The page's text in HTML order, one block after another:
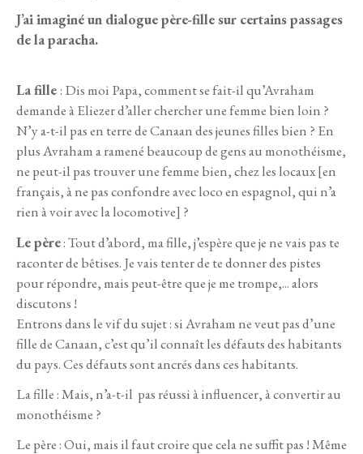
J’ai imaginé un dialogue père-fille sur certains passages
de la paracha.
La fille : Dis moi Papa, comment se fait-il qu’Avraham
demande à Eliezer d’aller chercher une femme bien loin ?
N’y a-t-il pas en terre de Canaan des jeunes filles bien ? En
plus Avraham a ramené beaucoup de gens au monothéisme,
ne peut-il pas trouver une femme bien, chez les locaux [en
français, à ne pas confondre avec loco en espagnol, qui n’a
rien à voir avec la locomotive] ?
Le père: Tout d’abord, ma fille, j’espère que je ne vais pas te
raconter de bêtises. Je vais tenter de te donner des pistes
pour répondre, mais peut-être que je me trompe,... alors
discutons !
Entrons dans le vif du sujet : si Avraham ne veut pas d’une
fille de Canaan, c’est qu’il connaît les défauts des habitants
du pays. Ces défauts sont ancrés dans ces habitants.
La fille : Mais, n’a-t-il pas réussi à influencer, à convertir au
monothéisme ?
Le père : Oui, mais il faut croire que cela ne suffit pas ! Même